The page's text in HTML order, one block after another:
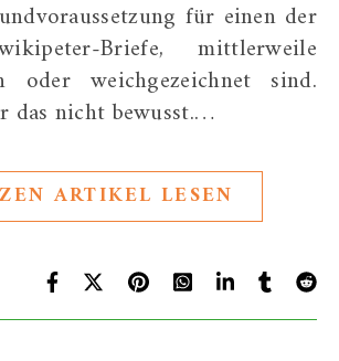
für einen der
Briefe, mittlerweile
oder weichgezeichnet sind.
das nicht bewusst.…
ARTIKEL LESEN